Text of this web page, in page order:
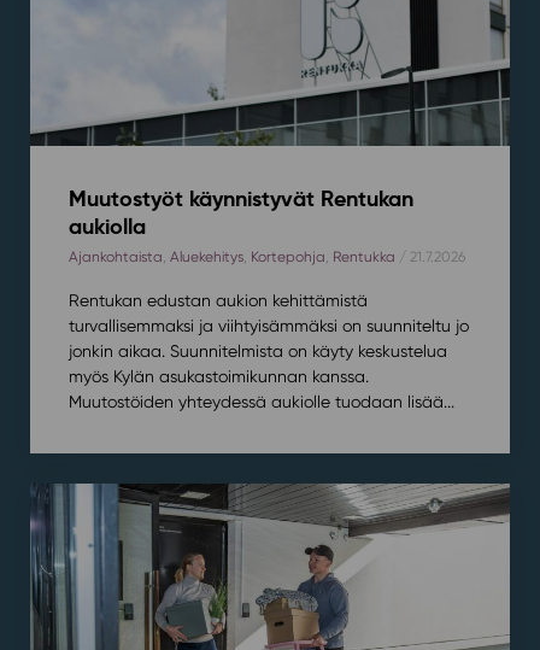
Muutostyöt käynnistyvät Rentukan
aukiolla
Ajankohtaista, Aluekehitys, Kortepohja, Rentukka / 21.7.2026
Rentukan edustan aukion kehittämistä
turvallisemmaksi ja viihtyisämmäksi on suunniteltu jo
jonkin aikaa. Suunnitelmista on käyty keskustelua
myös Kylän asukastoimikunnan kanssa.
Muutostöiden yhteydessä aukiolle tuodaan lisää...